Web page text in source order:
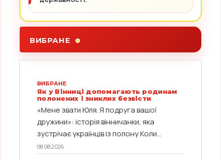
ВИБРАНЕ
ВИБРАНЕ
Як у Вінниці допомагають родинам
полонених і зниклих безвісти
«Мене звати Юля. Я подруга вашої
дружини»: історія вінничанки, яка
зустрічає українців із полону Коли...
08.08.2026